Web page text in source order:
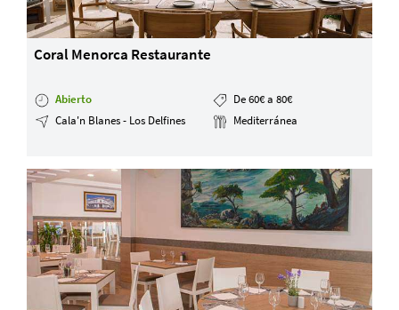
Por Precio
Ideal para
¿Tienes un restaurante?
Quiénes somos
Incluye tu restaurante
Servicios y tarifas
Contacto
Información legal
Términos y condiciones
Pago seguro
Avisos legales
Privacidad y cookies
Mapa de la web
Coral Menorca Restaurante
Abierto
De 60€ a 80€
Cala'n Blanes - Los Delfines
Mediterránea